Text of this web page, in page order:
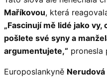
Maříkovou, která
„Fascinují mě lidé jako vy,
pošlete své syny a
argumentujete,“ pronesla
Europoslankyně Nerudová